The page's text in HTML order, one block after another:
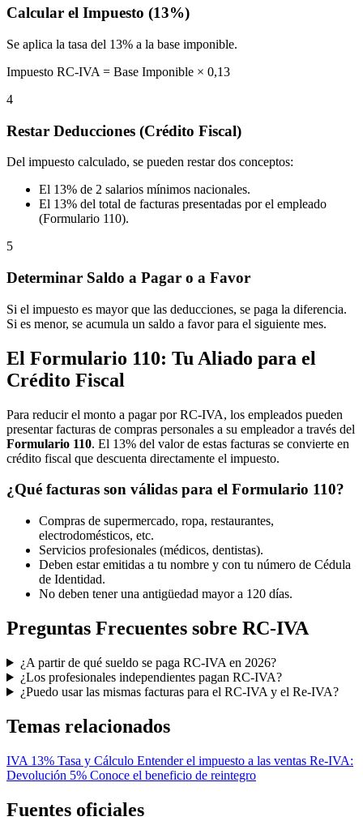
Calcular el Impuesto (13%)
Se aplica la tasa del 13% a la base imponible.
Impuesto RC-IVA = Base Imponible × 0,13
4
Restar Deducciones (Crédito Fiscal)
Del impuesto calculado, se pueden restar dos conceptos:
El 13% de 2 salarios mínimos nacionales.
El 13% del total de facturas presentadas por el empleado
(Formulario 110).
5
Determinar Saldo a Pagar o a Favor
Si el impuesto es mayor que las deducciones, se paga la diferencia.
Si es menor, se acumula un saldo a favor para el siguiente mes.
El Formulario 110: Tu Aliado para el
Crédito Fiscal
Para reducir el monto a pagar por RC-IVA, los empleados pueden
presentar facturas de compras personales a su empleador a través del
Formulario 110. El 13% del valor de estas facturas se convierte en
crédito fiscal que descuenta directamente el impuesto.
¿Qué facturas son válidas para el Formulario 110?
Compras de supermercado, ropa, restaurantes,
electrodomésticos, etc.
Servicios profesionales (médicos, dentistas).
Deben estar emitidas a tu nombre y con tu número de Cédula
de Identidad.
No deben tener una antigüedad mayor a 120 días.
Preguntas Frecuentes sobre RC-IVA
¿A partir de qué sueldo se paga RC-IVA en 2026?
¿Los profesionales independientes pagan RC-IVA?
¿Puedo usar las mismas facturas para el RC-IVA y el Re-IVA?
Temas relacionados
IVA 13% Tasa y Cálculo Entender el impuesto a las ventas Re-IVA:
Devolución 5% Conoce el beneficio de reintegro
Fuentes oficiales